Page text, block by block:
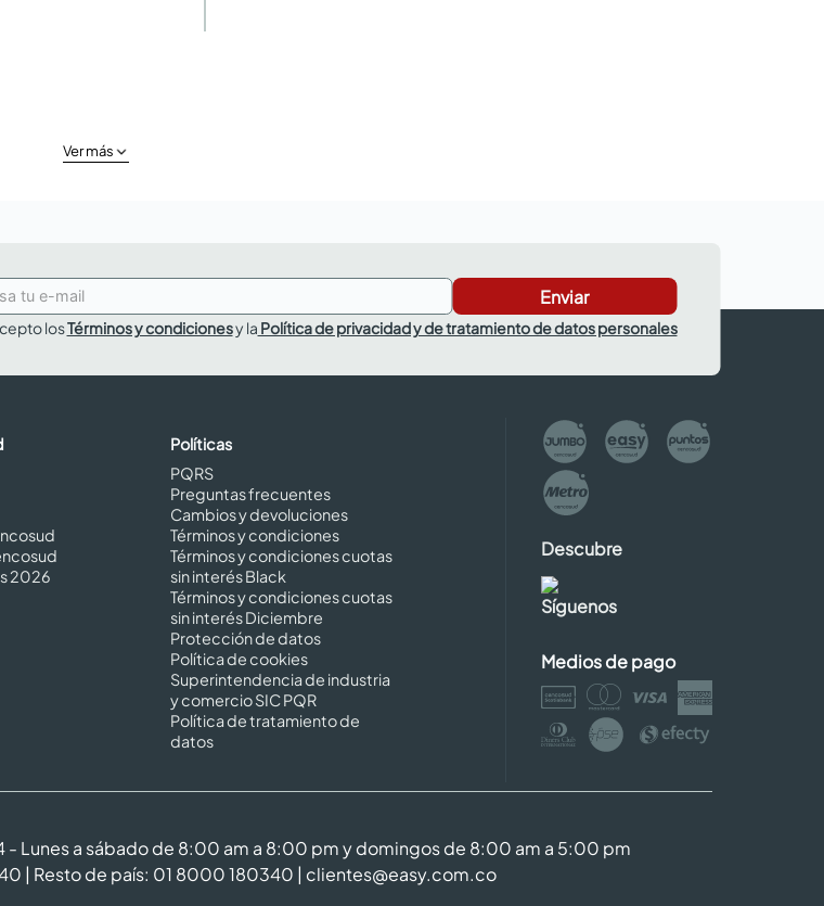
Ver más
Enviar
losTérminos y condicionesy la Política de privacidad y de tratamiento de datos personales
2026
Políticas
PQRS
Preguntas frecuentes
Cambios y devoluciones
Términos y condiciones
Términos y condiciones cuotas
sin interés Black
Términos y condiciones cuotas
sin interés Diciembre
Protección de datos
Política de cookies
Superintendencia de industria
y comercio SIC PQR
Política de tratamiento de
datos
Descubre
Síguenos
Medios de pago
- Lunes a sábado de 8:00 am a 8:00 pm y domingos de 8:00 am a 5:00 pm
| Resto de país: 01 8000 180340 | clientes@easy.com.co